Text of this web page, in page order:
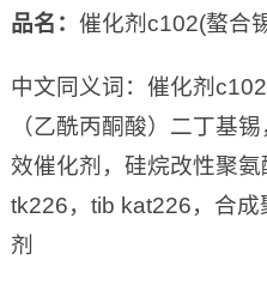
品名： 催化剂c102(螯合
中文同义词：催化剂
（乙酰丙酮酸）二丁基
效催化剂，硅烷改性聚
tk226，tib kat226，合
剂